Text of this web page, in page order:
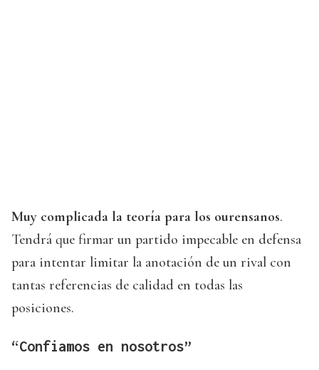
Muy complicada la teoría para los ourensanos.
Tendrá que firmar un partido impecable en defensa
para intentar limitar la anotación de un rival con
tantas referencias de calidad en todas las
posiciones.
“Confiamos en nosotros”